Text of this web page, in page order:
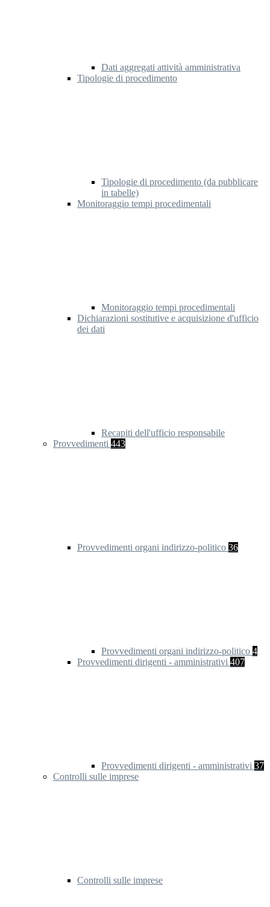
Dati aggregati attività amministrativa
Tipologie di procedimento
Tipologie di procedimento (da pubblicare
in tabelle)
Monitoraggio tempi procedimentali
Monitoraggio tempi procedimentali
Dichiarazioni sostitutive e acquisizione d'ufficio
dei dati
Recapiti dell'ufficio responsabile
Provvedimenti 443
Provvedimenti organi indirizzo-politico 36
Provvedimenti organi indirizzo-politico 4
Provvedimenti dirigenti - amministrativi 407
Provvedimenti dirigenti - amministrativi 37
Controlli sulle imprese
Controlli sulle imprese